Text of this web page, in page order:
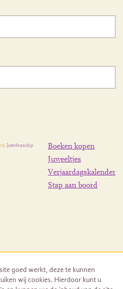
Boeken kopen
Juweeltjes
Verjaardagskalender
Stap aan boord
goed werkt, deze te kunnen
wij cookies. Hierdoor kunt u